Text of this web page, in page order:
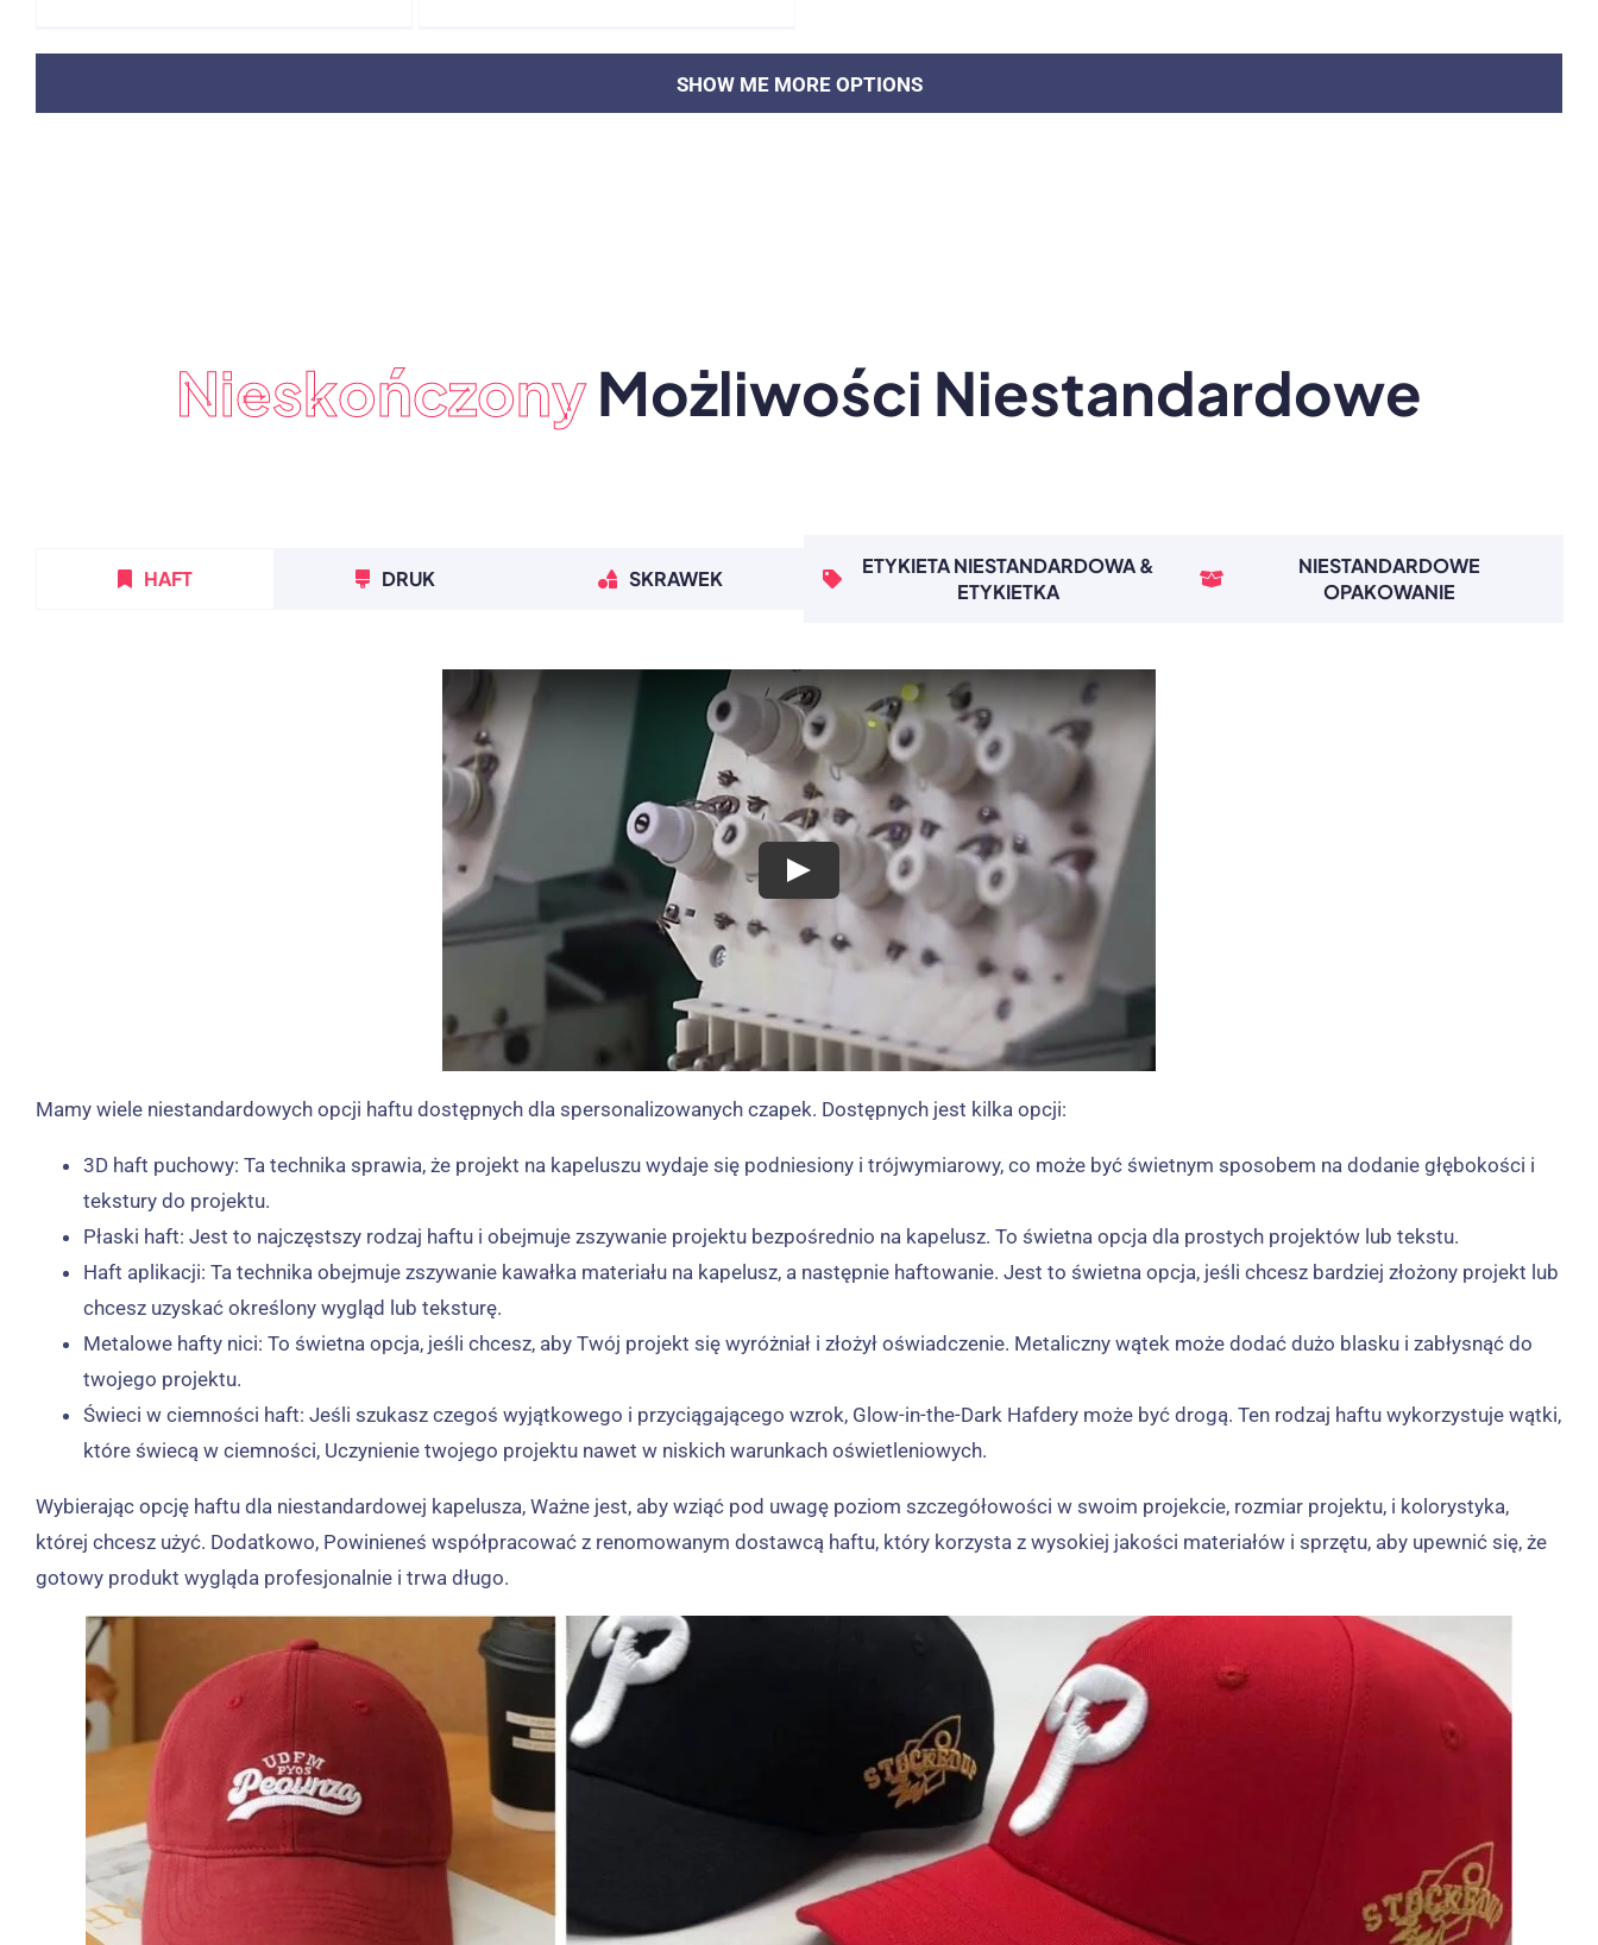
NieskończonyMożliwości Niestandardowe
HAFT DRUK SKRAWEK
ETYKIETA NIESTANDARDOWA &
ETYKIETKA
NIESTANDARDOWE
OPAKOWANIE
Mamy wiele niestandardowych opcji haftu dostępnych dla spersonalizowanych czapek. Dostępnych jest kilka opcji:
3D haft puchowy: Ta technika sprawia, że ​​projekt na kapeluszu wydaje się podniesiony i trójwymiarowy, co może być świetnym sposobem na dodanie głębokości i
tekstury do projektu.
Płaski haft: Jest to najczęstszy rodzaj haftu i obejmuje zszywanie projektu bezpośrednio na kapelusz. To świetna opcja dla prostych projektów lub tekstu.
Haft aplikacji: Ta technika obejmuje zszywanie kawałka materiału na kapelusz, a następnie haftowanie. Jest to świetna opcja, jeśli chcesz bardziej złożony projekt lub
chcesz uzyskać określony wygląd lub teksturę.
Metalowe hafty nici: To świetna opcja, jeśli chcesz, aby Twój projekt się wyróżniał i złożył oświadczenie. Metaliczny wątek może dodać dużo blasku i zabłysnąć do
twojego projektu.
Świeci w ciemności haft: Jeśli szukasz czegoś wyjątkowego i przyciągającego wzrok, Glow-in-the-Dark Hafdery może być drogą. Ten rodzaj haftu wykorzystuje wątki,
które świecą w ciemności, Uczynienie twojego projektu nawet w niskich warunkach oświetleniowych.
Wybierając opcję haftu dla niestandardowej kapelusza, Ważne jest, aby wziąć pod uwagę poziom szczegółowości w swoim projekcie, rozmiar projektu, i kolorystyka,
której chcesz użyć. Dodatkowo, Powinieneś współpracować z renomowanym dostawcą haftu, który korzysta z wysokiej jakości materiałów i sprzętu, aby upewnić się, że
gotowy produkt wygląda profesjonalnie i trwa długo.